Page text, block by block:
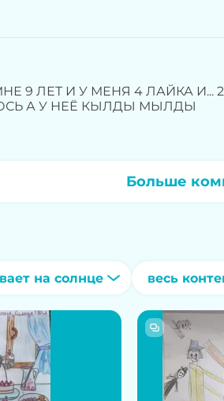
9 ЛЕТ И У МЕНЯ 4 ЛАЙКА
А У НЕЁ КЫЛДЫ МЫЛДЫ
Больше
на солнце весь